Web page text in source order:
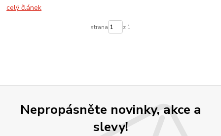
celý článek
strana z 1
Nepropásněte novinky, akce a
slevy!